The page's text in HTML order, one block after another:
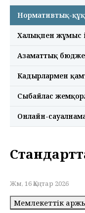
Нормативтық-
Халықпен жұмыс
Азаматтық
Кадырлармен
Сыбайлас
Онлайн-
Жм, 16 Қаңтар 2026
Мемлекеттiк